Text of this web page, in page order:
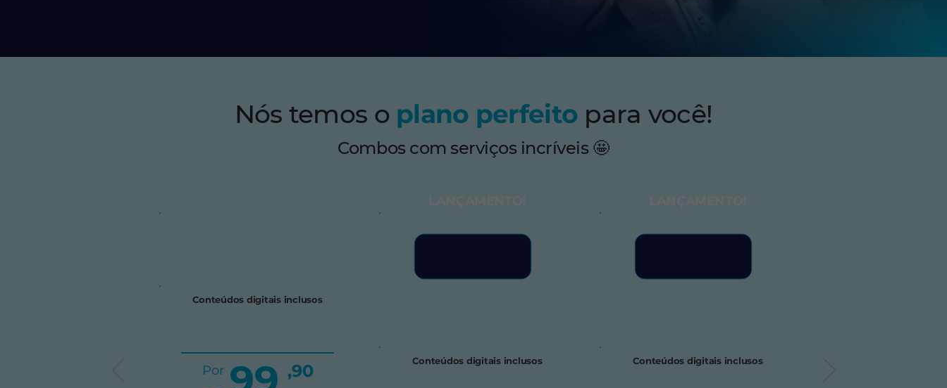
Nós temos o plano perfeito para você!
Combos com serviços incríveis 🤩
Conteúdos digitais inclusos
Por ,90 Conteúdos digitais inclusos Conteúdos digitais inclusos